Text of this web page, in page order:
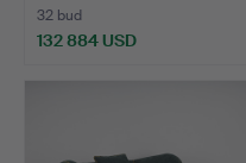
32 bud
132 884 USD